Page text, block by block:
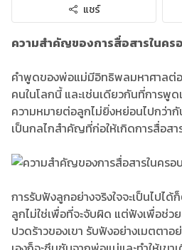
แชร์
ความสำคัญของการสื่อสารในคร
คำพูดของพ่อแม่มีอิทธิพลมหาศาลต่
คนในโลกนี้ และเช่นเดียวกันที่การพู
ความหมายต่อลูกไม่ยิ่งหย่อนไปกว่า
เป็นกลไกสำคัญที่ก่อให้เกิดการสื่อสา
การรับฟังลูกอย่างจริงใจจะเป็นไปไ
ลูกไม่ใช่เพื่อที่จะจับผิด แต่ฟังเพื่อช่ว
ปวดร้าวของเขา รับฟังอย่างเมตตา